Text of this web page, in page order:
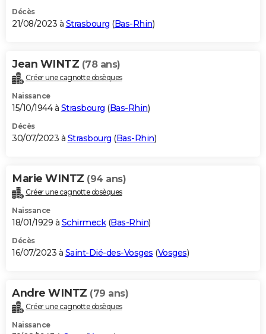
Décès
21/08/2023 à Strasbourg (Bas-Rhin)
Jean WINTZ (78 ans)
Créer une cagnotte obsèques
Naissance
15/10/1944 à Strasbourg (Bas-Rhin)
Décès
30/07/2023 à Strasbourg (Bas-Rhin)
Marie WINTZ (94 ans)
Créer une cagnotte obsèques
Naissance
18/01/1929 à Schirmeck(Bas-Rhin)
Décès
16/07/2023 à Saint-Dié-des-Vosges (Vosges)
Andre WINTZ (79 ans)
Créer une cagnotte obsèques
Naissance